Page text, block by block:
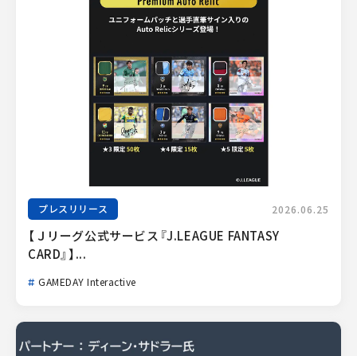
プレスリリース 2026.06.25
【Ｊリーグ公式サービス『J.LEAGUE FANTASY
CARD』】...
GAMEDAY Interactive